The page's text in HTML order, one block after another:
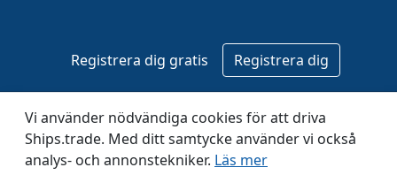
Registrera dig gratis Registrera dig
© 2020–2026 Ships.trade. Operated byMB Unit media
platform.
Vi använder nödvändiga cookies för att driva
Ships.trade. Med ditt samtycke använder vi också
analys- och annonstekniker. Läs mer